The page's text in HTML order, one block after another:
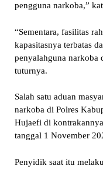
pengguna narkoba,”
“Sementara, fasilitas
kapasitasnya terbatas
penyalahguna narkoba
tuturnya.
Salah satu aduan
narkoba di Polres
Hujaefi di
tanggal 1 November
Penyidik saat itu